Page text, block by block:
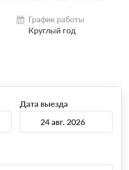
График работы
Круглый год
Дата выезда